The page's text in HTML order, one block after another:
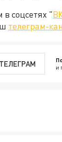
соцсетях "
телеграм-
ТЕЛЕГРАМ и